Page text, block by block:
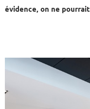
évidence, on ne